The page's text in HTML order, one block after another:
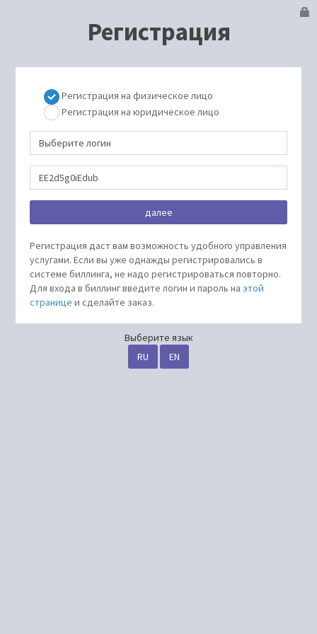
Регистрация
Регистрация на физическое лицо
Регистрация на юридическое лицо
Регистрация даст вам возможность удобного управления
услугами. Если вы уже однажды регистрировались в
системе биллинга, не надо регистрироваться повторно.
Для входа в биллинг введите логин и пароль на этой
странице и сделайте заказ.
Выберите язык